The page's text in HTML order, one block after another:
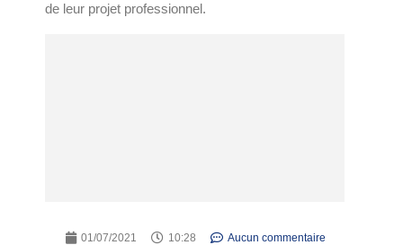
de leur projet professionnel.
01/07/2021 10:28 Aucun commentaire